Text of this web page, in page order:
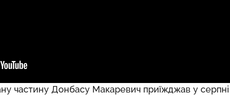
частину Донбасу Макаревич приїжджав у серпні